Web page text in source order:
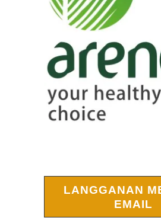
LANGGANAN
EMAIL